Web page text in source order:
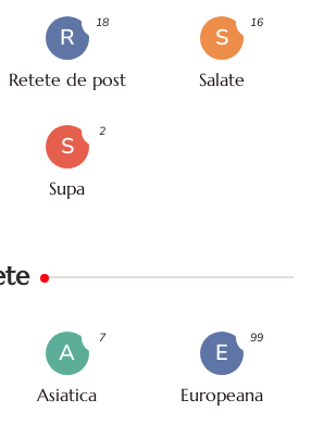
R
Retete de post
18
S
Salate
16
S
Supa
2
A
Asiatica
7
E
Europeana
99